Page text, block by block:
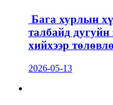
Бага хурлын
талбайд дугуйн
хийхээр
2026-05-13